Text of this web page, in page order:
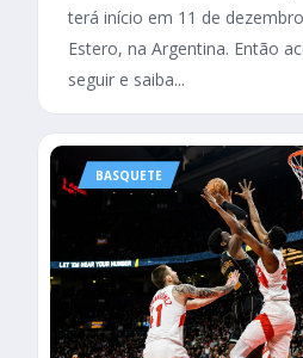
terá início em 11 de
Estero, na Argentina. Então
seguir e saiba...
BASQUETE